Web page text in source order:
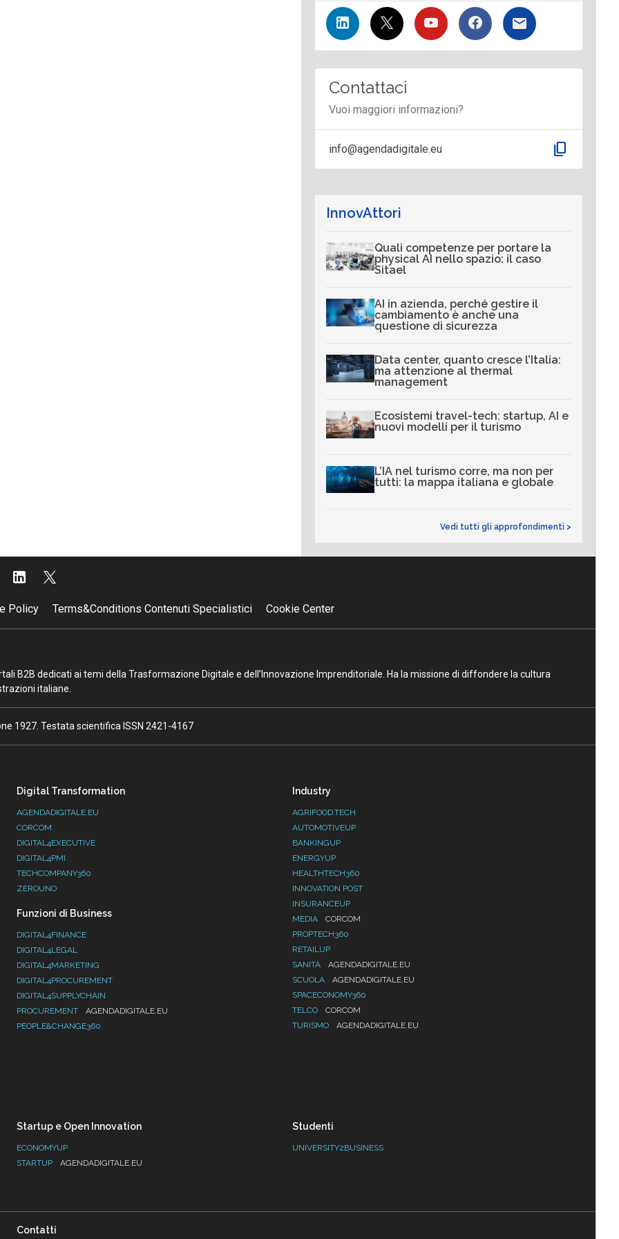
Contattaci
Vuoi maggiori informazioni?
info@agendadigitale.eu content_copy
InnovAttori
Quali competenze per portare la
physical AI nello spazio: il caso
Sitael
AI in azienda, perché gestire il
cambiamento è anche una
questione di sicurezza
Data center, quanto cresce l’Italia:
ma attenzione al thermal
management
Ecosistemi travel-tech: startup, AI e
nuovi modelli per il turismo
L’IA nel turismo corre, ma non per
tutti: la mappa italiana e globale
Vedi tutti gli approfondimenti >
Policy Terms&Conditions Contenuti Specialistici Cookie Center
B2B dedicati ai temi della Trasformazione Digitale e dell’Innovazione Imprenditoriale. Ha la missione di diffondere la cultura
italiane.
1927. Testata scientifica ISSN 2421-4167
Digital Transformation
AGENDADIGITALE.EU
CORCOM
DIGITAL4EXECUTIVE
DIGITAL4PMI
TECHCOMPANY360
ZEROUNO
Funzioni di Business
DIGITAL4FINANCE
DIGITAL4LEGAL
DIGITAL4MARKETING
DIGITAL4PROCUREMENT
DIGITAL4SUPPLYCHAIN
PROCUREMENT
AGENDADIGITALE.EU
PEOPLE&CHANGE360
Industry
AGRIFOOD.TECH
AUTOMOTIVEUP
BANKINGUP
ENERGYUP
HEALTHTECH360
INNOVATION POST
INSURANCEUP
MEDIA
CORCOM
PROPTECH360
RETAILUP
SANITÀ
AGENDADIGITALE.EU
SCUOLA
AGENDADIGITALE.EU
SPACECONOMY360
TELCO
CORCOM
TURISMO
AGENDADIGITALE.EU
Startup e Open Innovation
ECONOMYUP
STARTUP
AGENDADIGITALE.EU
Studenti
UNIVERSITY2BUSINESS
Contatti